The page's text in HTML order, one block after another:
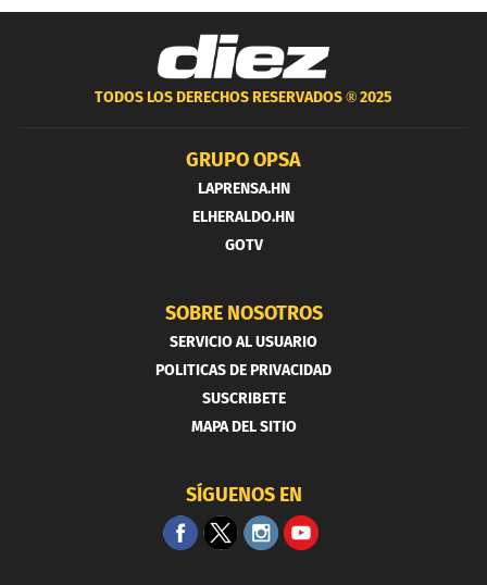
TODOS LOS DERECHOS RESERVADOS ®2025
GRUPO OPSA
LAPRENSA.HN
ELHERALDO.HN
GOTV
SOBRE NOSOTROS
SERVICIO AL USUARIO
POLITICAS DE PRIVACIDAD
SUSCRIBETE
MAPA DEL SITIO
SÍGUENOS EN